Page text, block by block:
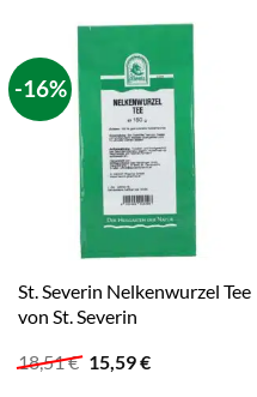
-16%
St. Severin Nelkenwurzel Tee
von St. Severin
18,51€ Ursprünglicher
Preis
15,59€Aktueller